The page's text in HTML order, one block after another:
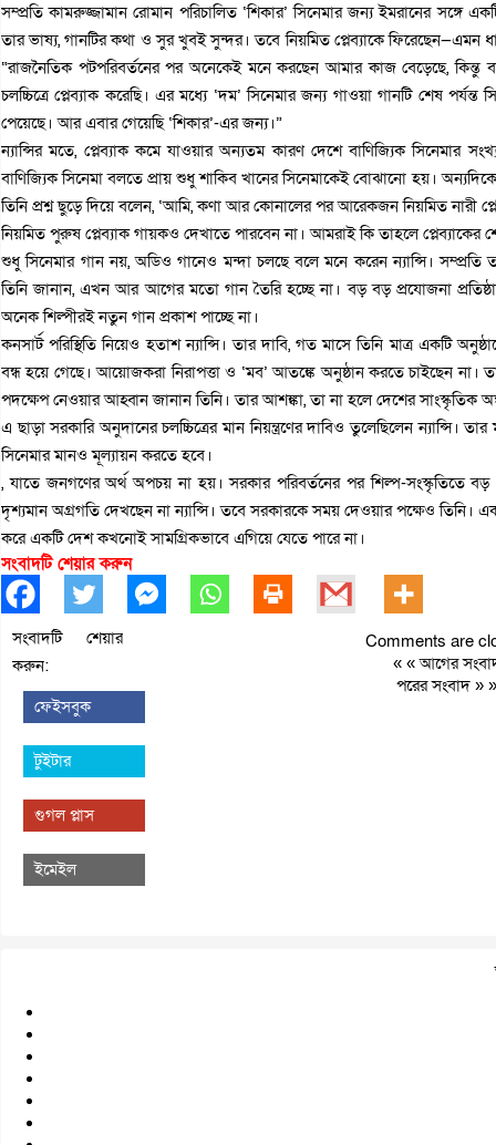
সম্প্রতি কামরুজ্জামান রোমান পরিচালিত ‘শিকার’ সিনেমার জন্য ইমরানের সঙ্গে
তার ভাষ্য, গানটির কথা ও সুর খুবই সুন্দর। তবে নিয়মিত প্লেব্যাকে ফিরেছেন—এমন
“রাজনৈতিক পটপরিবর্তনের পর অনেকেই মনে করছেন আমার কাজ বেড়েছে, কিন্তু
চলচ্চিত্রে প্লেব্যাক করেছি। এর মধ্যে ‘দম’ সিনেমার জন্য গাওয়া গানটি শেষ
পেয়েছে। আর এবার গেয়েছি ‘শিকার’-এর জন্য।”
ন্যান্সির মতে, প্লেব্যাক কমে যাওয়ার অন্যতম কারণ দেশে বাণিজ্যিক সিনেমার
বাণিজ্যিক সিনেমা বলতে প্রায় শুধু শাকিব খানের সিনেমাকেই বোঝানো হয়।
তিনি প্রশ্ন ছুড়ে দিয়ে বলেন, ‘আমি, কণা আর কোনালের পর আরেকজন নিয়মিত নারী
নিয়মিত পুরুষ প্লেব্যাক গায়কও দেখাতে পারবেন না। আমরাই কি তাহলে প্লেব্যাকের
শুধু সিনেমার গান নয়, অডিও গানেও মন্দা চলছে বলে মনে করেন ন্যান্সি।
তিনি জানান, এখন আর আগের মতো গান তৈরি হচ্ছে না। বড় বড় প্রযোজনা
অনেক শিল্পীরই নতুন গান প্রকাশ পাচ্ছে না।
কনসার্ট পরিস্থিতি নিয়েও হতাশ ন্যান্সি। তার দাবি, গত মাসে তিনি মাত্র একটি
বন্ধ হয়ে গেছে। আয়োজকরা নিরাপত্তা ও ‘মব’ আতঙ্কে অনুষ্ঠান করতে চাইছেন না।
পদক্ষেপ নেওয়ার আহ্বান জানান তিনি। তার আশঙ্কা, তা না হলে দেশের সাংস্কৃতিক
এ ছাড়া সরকারি অনুদানের চলচ্চিত্রের মান নিয়ন্ত্রণের দাবিও তুলেছিলেন ন্যান্সি।
সিনেমার মানও মূল্যায়ন করতে হবে।
, যাতে জনগণের অর্থ অপচয় না হয়। সরকার পরিবর্তনের পর শিল্প-সংস্কৃতিতে বড়
দৃশ্যমান অগ্রগতি দেখছেন না ন্যান্সি। তবে সরকারকে সময় দেওয়ার পক্ষেও তিনি।
করে একটি দেশ কখনোই সামগ্রিকভাবে এগিয়ে যেতে পারে না।
সংবাদটি শেয়ার করুন
সংবাদটি শেয়ার
করুন:
ফেইসবুক
টুইটার
গুগল প্লাস
ইমেইল
Comments are
« «আগের
পরের সংবাদ » »